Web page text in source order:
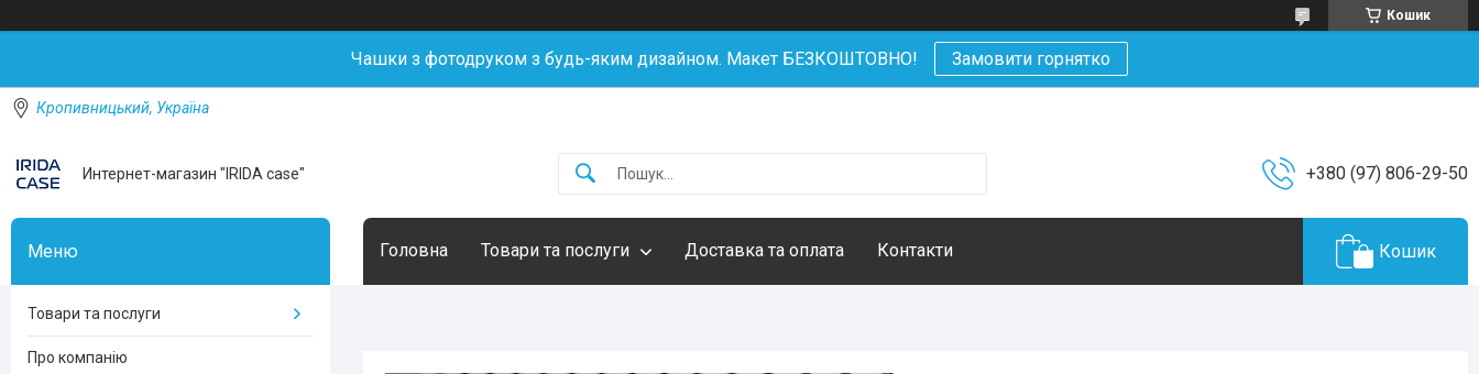
Кошик
Чашки з фотодруком з будь-яким дизайном. Макет БЕЗКОШТОВНО! Замовити горнятко
Кропивницький, Україна
Интернет-магазин "IRIDA case" +380 (97) 806-29-50
Головна Товари та послуги Доставка та оплата Контакти Кошик
Товари та послуги
Про компанію